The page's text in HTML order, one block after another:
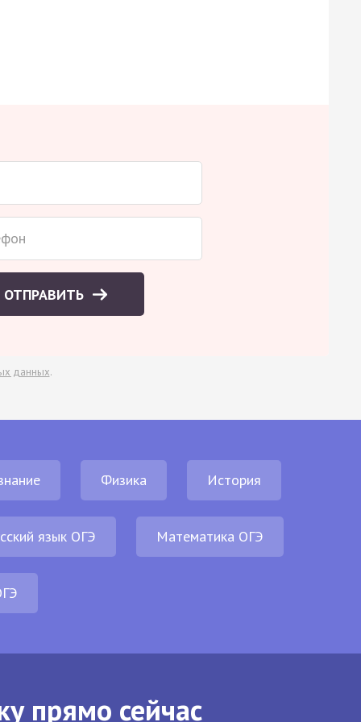
ОТПРАВИТЬ
данных.
Физика История
язык ОГЭ Математика ОГЭ
прямо сейчас